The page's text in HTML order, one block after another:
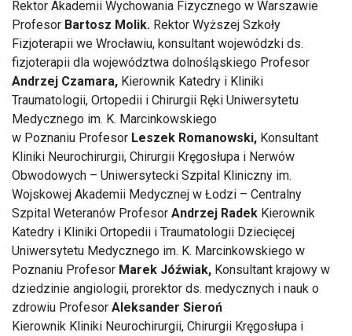
Rektor Akademii Wychowania Fizycznego w Warszawie
Profesor Bartosz Molik. Rektor Wyższej Szkoły
Fizjoterapii we Wrocławiu, konsultant wojewódzki ds.
fizjoterapii dla województwa dolnośląskiego Profesor
Andrzej Czamara, Kierownik Katedry i Kliniki
Traumatologii, Ortopedii i Chirurgii Ręki Uniwersytetu
Medycznego im. K. Marcinkowskiego
w Poznaniu Profesor Leszek Romanowski, Konsultant
Kliniki Neurochirurgii, Chirurgii Kręgosłupa i Nerwów
Obwodowych – Uniwersytecki Szpital Kliniczny im.
Wojskowej Akademii Medycznej w Łodzi – Centralny
Szpital Weteranów Profesor Andrzej Radek Kierownik
Katedry i Kliniki Ortopedii i Traumatologii Dziecięcej
Uniwersytetu Medycznego im. K. Marcinkowskiego w
Poznaniu Profesor Marek Jóźwiak, Konsultant krajowy w
dziedzinie angiologii, prorektor ds. medycznych i nauk o
zdrowiu Profesor Aleksander Sieroń
Kierownik Kliniki Neurochirurgii, Chirurgii Kręgosłupa i